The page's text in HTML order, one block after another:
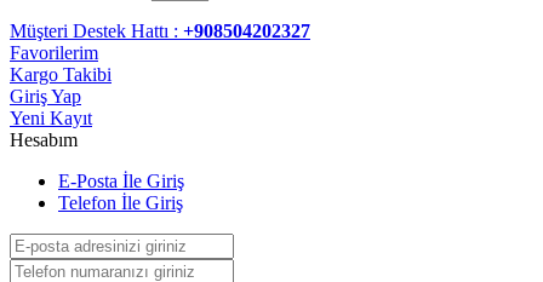
Müşteri Destek Hattı : +908504202327
Favorilerim
Kargo Takibi
Giriş Yap
Yeni Kayıt
Hesabım
E-Posta İle Giriş
Telefon İle Giriş